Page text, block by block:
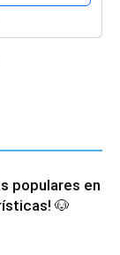
populares en
🐶